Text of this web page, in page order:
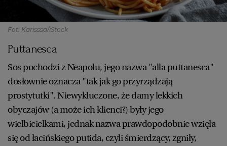
Fot. Karisssa/iStock
Puttanesca
Sos pochodzi z Neapolu, jego nazwa "alla puttanesca"
dosłownie oznacza "tak jak go przyrządzają
prostytutki". Niewykluczone, że damy lekkich
obyczajów (a może ich klienci?) były jego
wielbicielkami, jednak nazwa prawdopodobnie wzięła
się od łacińskiego putida, czyli śmierdzący, zgniły,